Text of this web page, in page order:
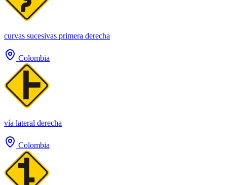
curvas sucesivas primera derecha
Colombia
vía lateral derecha
Colombia